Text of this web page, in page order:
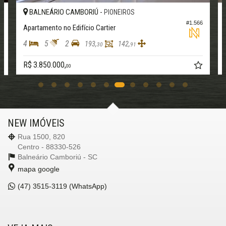
Piso Porcelanato
Vista Mar
Área de Serviço
Dependência de Empregada
Living
Sala de Jantar
Sala para 2 Ambientes
Cozinha Americana
Lavabo
Características do Empreendimento
Sala de Jogos
Salão de Festas
Piscina
Espaço Fitness
#1.566
BALNEÁRIO CAMBORIÚ - PIONEIROS
Apartamento no Edifício Cartier
4 5 2 193,30 142,91
R$ 3.850.000,00
NEW IMÓVEIS
Rua 1500, 820
Centro - 88330-526
Balneário Camboriú - SC
mapa google
(47) 3515-3119 (WhatsApp)